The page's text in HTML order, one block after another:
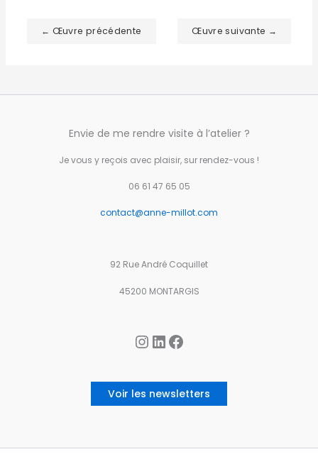
← Œuvre précédente Œuvre suivante →
Envie de me rendre visite à l’atelier ?
Je vous y reçois avec plaisir, sur rendez-vous !
06 61 47 65 05
contact@anne-millot.com
92 Rue André Coquillet
45200 MONTARGIS
Instagram
LinkedInFacebook
Voir les newsletters